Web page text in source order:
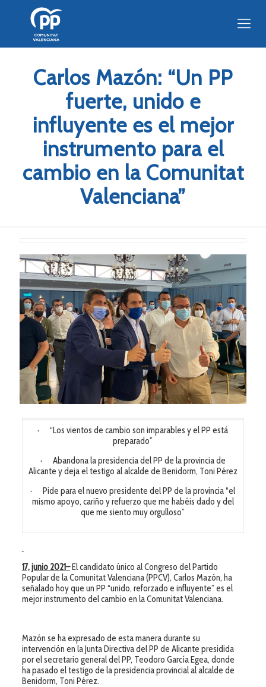
Carlos Mazón: “Un PP
fuerte, unido e
influyente es el mejor
instrumento para el
cambio en la Comunitat
Valenciana”
· “Los vientos de cambio son imparables y el PP está
preparado”
· Abandona la presidencia del PP de la provincia de
Alicante y deja el testigo al alcalde de Benidorm, Toni Pérez
· Pide para el nuevo presidente del PP de la provincia “el
mismo apoyo, cariño y refuerzo que me habéis dado y del
que me siento muy orgulloso”
17, junio 2021–El candidato único al Congreso del Partido
Popular de la Comunitat Valenciana (PPCV), Carlos Mazón, ha
señalado hoy que un PP “unido, reforzado e influyente” es el
mejor instrumento del cambio en la Comunitat Valenciana.
Mazón se ha expresado de esta manera durante su
intervención en la Junta Directiva del PP de Alicante presidida
por el secretario general del PP, Teodoro García Egea, donde
ha pasado el testigo de la presidencia provincial al alcalde de
Benidorm, Toni Pérez.